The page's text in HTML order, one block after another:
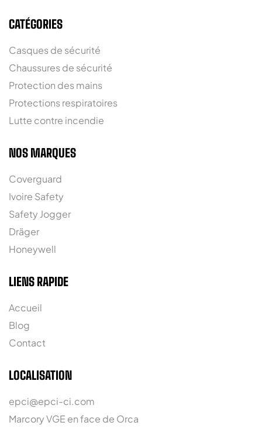
CATÉGORIES
Casques de sécurité
Chaussures de sécurité
Protection des mains
Protections respiratoires
Lutte contre incendie
NOS MARQUES
Coverguard
Ivoire Safety
Safety Jogger
Dräger
Honeywell
LIENS RAPIDE
Accueil
Blog
Contact
LOCALISATION
epci@epci-ci.com
Marcory VGE en face de Orca